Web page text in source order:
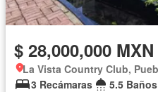
$ 28,000,000 MXN
3 Recámaras
5.5 Baños